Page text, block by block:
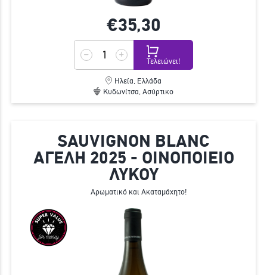
€35,30
Τελειώνει!
Ηλεία, Ελλάδα
Κυδωνίτσα, Ασύρτικο
SAUVIGNON BLANC
ΑΓΕΛΗ 2025 - ΟΙΝΟΠΟΙΕΙΟ
ΛΥΚΟΥ
Αρωματικό και Ακαταμάχητο!